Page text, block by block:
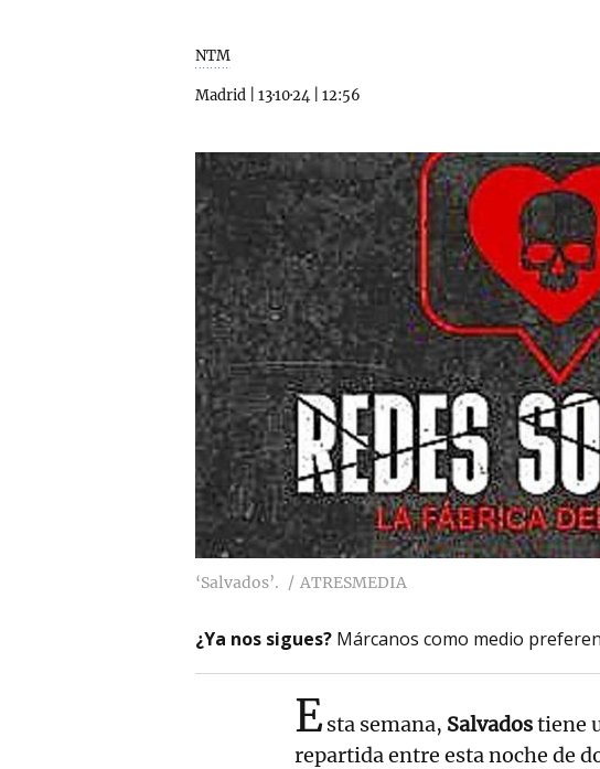
NTM
Madrid 13·10·24 12:56
‘Salvados’. ATRESMEDIA
¿Ya nos sigues? Márcanos como medio
Esta semana, Salvadostiene
repartida entre esta noche de